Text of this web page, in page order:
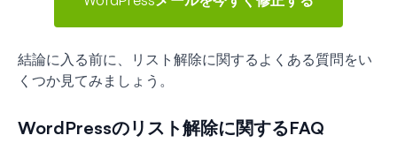
結論に入る前に、リスト解除に関するよくある質問をい
くつか見てみましょう。
WordPressのリスト解除に関するFAQ